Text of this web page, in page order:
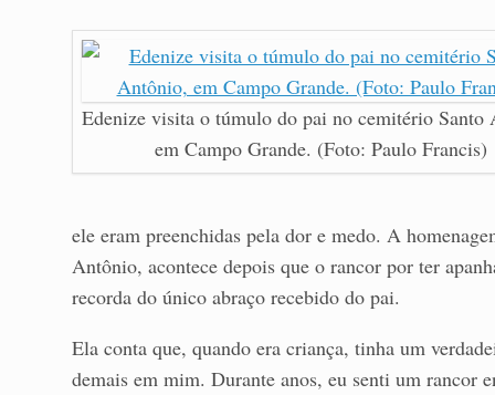
Edenize visita o túmulo do pai no cemitério Santo
em Campo Grande. (Foto: Paulo Francis)
ele eram preenchidas pela dor e medo. A
Antônio, acontece depois que o rancor por ter
recorda do único abraço recebido do pai.
Ela conta que, quando era criança, tinha um
demais em mim. Durante anos, eu senti um rancor